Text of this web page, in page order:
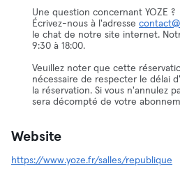
Une question concernant YOZE ?
Écrivez-nous à l'adresse
le chat de notre site internet.
9:30 à 18:00.
Veuillez noter que cette
nécessaire de respecter le délai
la réservation. Si vous n'annulez
sera décompté de votre
Website
https://www.yoze.fr/salles/republique